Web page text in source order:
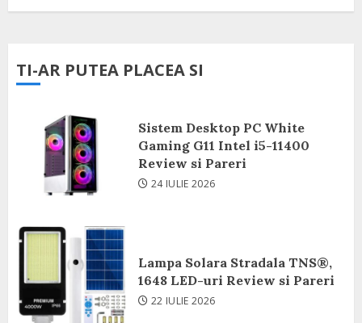
TI-AR PUTEA PLACEA SI
Sistem Desktop PC White
Gaming G11 Intel i5-11400
Review si Pareri
24 IULIE 2026
Lampa Solara Stradala TNS®,
1648 LED-uri Review si Pareri
22 IULIE 2026